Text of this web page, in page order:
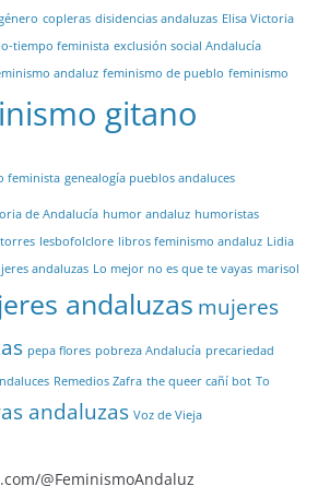
copleras disidencias andaluzas Elisa Victoria
tiempo feminista exclusión social Andalucía
andaluz feminismo de pueblo feminismo
gitano
feminista genealogía pueblos andaluces
de Andalucía humor andaluz humoristas
lesbofolclore libros feminismo andaluz Lidia
andaluzas Lo mejor no es que te vayas marisol
andaluzas mujeres
pepa flores pobreza Andalucía precariedad
Remedios Zafra the queer cañí bot To
andaluzas Voz de Vieja
@FeminismoAndaluz